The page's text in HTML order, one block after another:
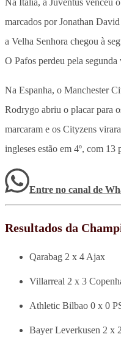
marcados por Jonathan
a Velha Senhora chegou à
O Pafos perdeu pela segunda
Na Espanha, o Manchester
Rodrygo abriu o placar para
marcaram e os Cityzens
ingleses estão em 4º, com 13
Entre no canal de
Resultados da
Qarabag 2 x 4 Ajax
Villarreal 2 x 3
Athletic Bilbao 0 x 0
Bayer Leverkusen 2 x